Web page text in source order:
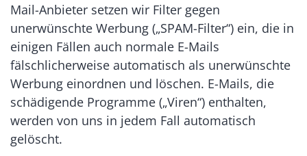
Mail-Anbieter setzen wir Filter gegen
unerwünschte Werbung („SPAM-Filter“) ein, die in
einigen Fällen auch normale E-Mails
fälschlicherweise automatisch als unerwünschte
Werbung einordnen und löschen. E-Mails, die
schädigende Programme („Viren“) enthalten,
werden von uns in jedem Fall automatisch
gelöscht.